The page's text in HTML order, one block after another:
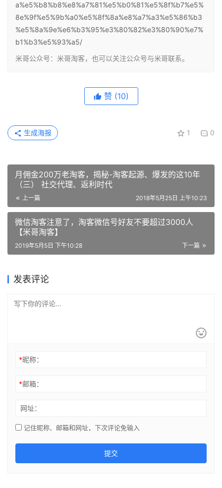
a%e5%b8%b8%e8%a7%81%e5%b0%81%e5%8f%b7%e5%
8e%9f%e5%9b%a0%e5%8f%8a%e8%a7%a3%e5%86%b3
%e5%8a%9e%e6%b3%95%e3%80%82%e3%80%90%e7%
b1%b3%e5%93%a5/
米哥公众号：米哥淘客，也可以关注公众号与米哥联系。
赞 (10)
1 0
生成海报
月佣金200万老淘客，揭秘-淘客起源、爆发的这10年
（三） 社交代理、返利时代
上一篇 2018年5月25日 上午10:23
微信淘客注意了，淘客微信号好友不要超过3000人
【米哥淘客】
下一篇
2019年5月5日 下午10:28
发表评论
*昵称：
*邮箱：
网址：
记住昵称、邮箱和网址，下次评论免输入
提交